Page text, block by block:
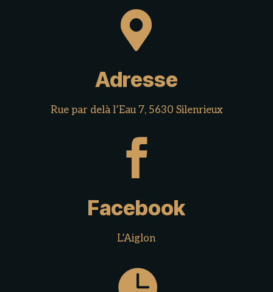

Adresse
Rue par delà l’Eau 7, 5630 Silenrieux

Facebook
L’Aiglon